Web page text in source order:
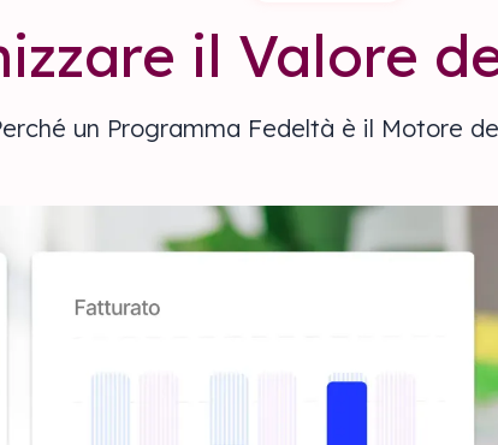
il Valore
un Programma Fedeltà è il Motore